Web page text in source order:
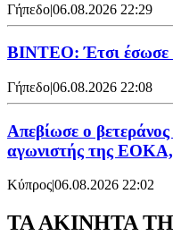
Γήπεδο|06.08.2026 22:29
ΒΙΝΤΕΟ: Έτσι έσωσε
Γήπεδο|06.08.2026 22:08
Απεβίωσε ο
αγωνιστής της
Κύπρος|06.08.2026 22:02
ΤΑ ΑΚΙΝΗΤΑ